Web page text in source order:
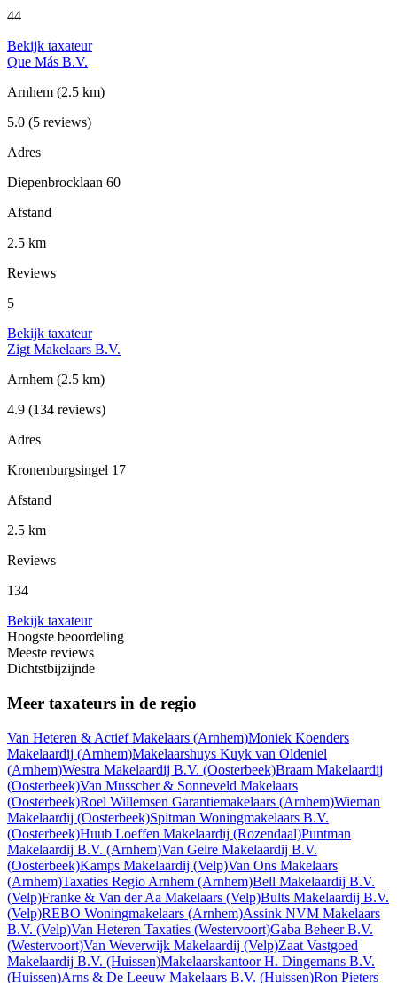
44
Bekijk taxateur
Que Más B.V.
Arnhem (2.5 km)
5.0 (5 reviews)
Adres
Diepenbrocklaan 60
Afstand
2.5 km
Reviews
5
Bekijk taxateur
Zigt Makelaars B.V.
Arnhem (2.5 km)
4.9 (134 reviews)
Adres
Kronenburgsingel 17
Afstand
2.5 km
Reviews
134
Bekijk taxateur
Hoogste beoordeling
Meeste reviews
Dichtstbijzijnde
Meer taxateurs in de regio
Van Heteren & Actief Makelaars (Arnhem)Moniek Koenders
Makelaardij (Arnhem)Makelaarshuys Kuyk van Oldeniel
(Arnhem)Westra Makelaardij B.V. (Oosterbeek)Braam Makelaardij
(Oosterbeek)Van Musscher & Sonneveld Makelaars
(Oosterbeek)Roel Willemsen Garantiemakelaars (Arnhem)Wieman
Makelaardij (Oosterbeek)Spitman Woningmakelaars B.V.
(Oosterbeek)Huub Loeffen Makelaardij (Rozendaal)Puntman
Makelaardij B.V. (Arnhem)Van Gelre Makelaardij B.V.
(Oosterbeek)Kamps Makelaardij (Velp)Van Ons Makelaars
(Arnhem)Taxaties Regio Arnhem (Arnhem)Bell Makelaardij B.V.
(Velp)Franke & Van der Aa Makelaars (Velp)Bults Makelaardij B.V.
(Velp)REBO Woningmakelaars (Arnhem)Assink NVM Makelaars
B.V. (Velp)Van Heteren Taxaties (Westervoort)Gaba Beheer B.V.
(Westervoort)Van Weverwijk Makelaardij (Velp)Zaat Vastgoed
Makelaardij B.V. (Huissen)Makelaarskantoor H. Dingemans B.V.
(Huissen)Arns & De Leeuw Makelaars B.V. (Huissen)Ron Pieters